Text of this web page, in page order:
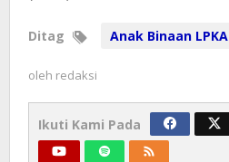
Ditag Anak Binaan LPKA
oleh redaksi
Ikuti Kami Pada